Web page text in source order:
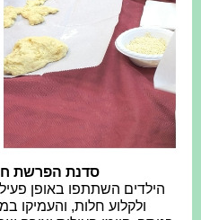
סדנת הפרשת
הילדים השתתפו באופן
ולקלוע חלות, והעמיקו